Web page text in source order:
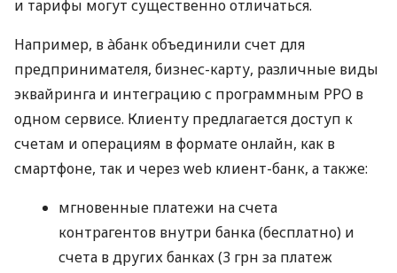
и тарифы могут существенно отличаться.
Например, в àбанк объединили счет для
предпринимателя, бизнес-карту, различные виды
эквайринга и интеграцию с программным РРО в
одном сервисе. Клиенту предлагается доступ к
счетам и операциям в формате онлайн, как в
смартфоне, так и через web клиент-банк, а также:
мгновенные платежи на счета
контрагентов внутри банка (бесплатно) и
счета в других банках (3 грн за платеж